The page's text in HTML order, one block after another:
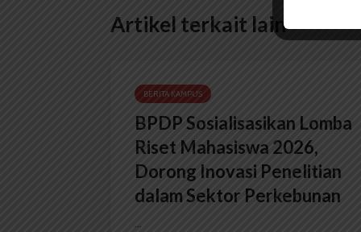
Artikel terkait lain
BERITA KAMPUS
BPDP Sosialisasikan Lomba
Riset Mahasiswa 2026,
Dorong Inovasi Penelitian
dalam Sektor Perkebunan
...